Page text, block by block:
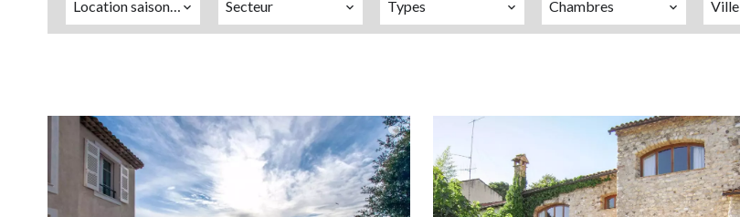
Location saisonnière Secteur Types Chambres Ville